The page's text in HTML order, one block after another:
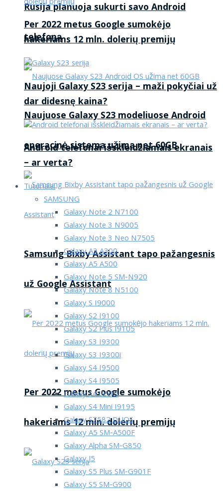
Rusija planuoja sukurti savo Android
telefoną
Naujuose Galaxy S23 modeliuose Android
operacinė sistema užima net 60GB
Samsung Bixby Assistant tapo pažangesnis
už Google Assistant
Per 2022 metus Google sumokėjo
hakeriams 12 mln. dolerių premijų
Per 2022 metus Google sumokėjo
hakeriams 12 mln. dolerių premijų
Naujoji Galaxy S23 serija – maži pokyčiai už
dar didesnę kaina?
Android telefonai išskleidžiamais ekranais
– ar verta?
Tutorialai
SAMSUNG
Galaxy Note 2 N7100
Galaxy Note 3 N9005
Galaxy Note 3 Neo N7505
Galaxy A3 A300
Galaxy A5 A500
Galaxy Note 5 SM-N920
Galaxy Note 8 N5100
Galaxy S I9000
Galaxy S2 I9100
Galaxy S2 Plus I9105
Galaxy S3 I9300
Galaxy S3 I9300i
Galaxy S4 I9500
Galaxy S4 I9505
Galaxy S4 i9515
Galaxy S4 Mini I9195
Galaxy S7582 DUOS
Galaxy A5 SM-A500F
Galaxy Alpha SM-G850
Galaxy J5
Galaxy S5 Plus SM-G901F
Galaxy S5 SM-G900